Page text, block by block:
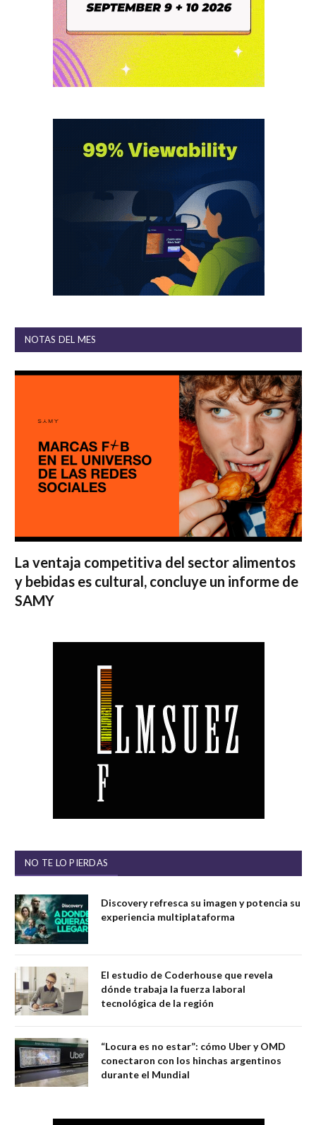
NOTAS DEL MES
La ventaja competitiva del sector alimentos
y bebidas es cultural, concluye un informe de
SAMY
NO TE LO PIERDAS
Discovery refresca su imagen y potencia su
experiencia multiplataforma
El estudio de Coderhouse que revela
dónde trabaja la fuerza laboral
tecnológica de la región
“Locura es no estar”: cómo Uber y OMD
conectaron con los hinchas argentinos
durante el Mundial